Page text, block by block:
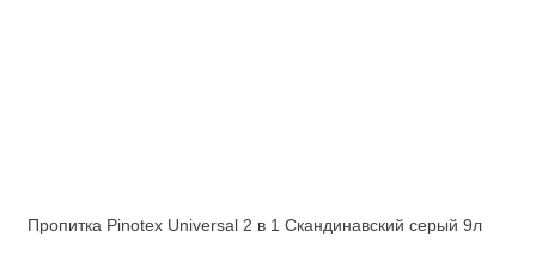
Пропитка Pinotex Universal 2 в 1 Скандинавский серый 9л